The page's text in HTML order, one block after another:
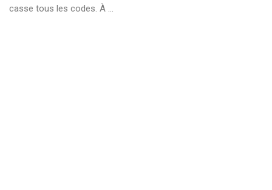
casse tous les codes. À ...